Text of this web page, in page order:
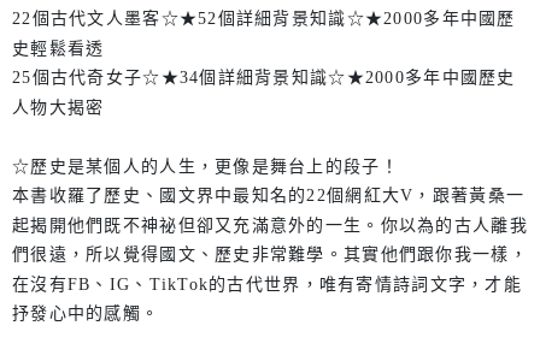
22個古代文人墨客☆★52個詳細背景知識☆★2000多年中國歷
史輕鬆看透
25個古代奇女子☆★34個詳細背景知識☆★2000多年中國歷史
人物大揭密
☆歷史是某個人的人生，更像是舞台上的段子！
本書收羅了歷史、國文界中最知名的22個網紅大V，跟著黃桑一
起揭開他們既不神祕但卻又充滿意外的一生。你以為的古人離我
們很遠，所以覺得國文、歷史非常難學。其實他們跟你我一樣，
在沒有FB、IG、TikTok的古代世界，唯有寄情詩詞文字，才能
抒發心中的感觸。